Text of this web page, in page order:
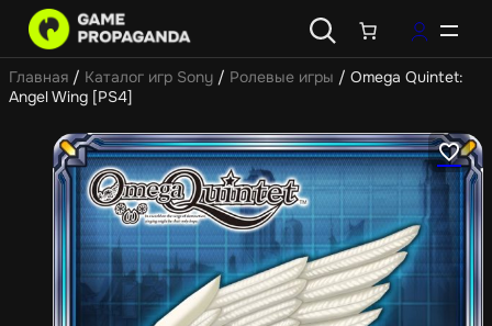
Главная / Каталог игр Sony / Ролевые игры / Omega Quintet:
Angel Wing [PS4]